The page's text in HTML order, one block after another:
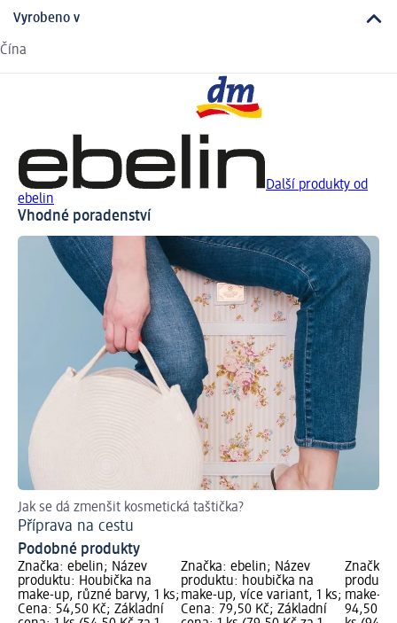
Vyrobeno v
Čína
Další produkty od
ebelin
Vhodné poradenství
Jak se dá zmenšit kosmetická taštička?
Příprava na cestu
Podobné produkty
Značka: ebelin; Název
produktu: Houbička na
make-up, různé barvy, 1 ks;
Cena: 54,50 Kč; Základní
Značka: ebelin; Název
produktu: houbička na
make-up, více variant, 1 ks;
Cena: 79,50 Kč; Základní
Značka:
make-
94,50